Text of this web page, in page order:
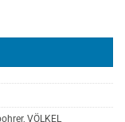
, VÖLKEL